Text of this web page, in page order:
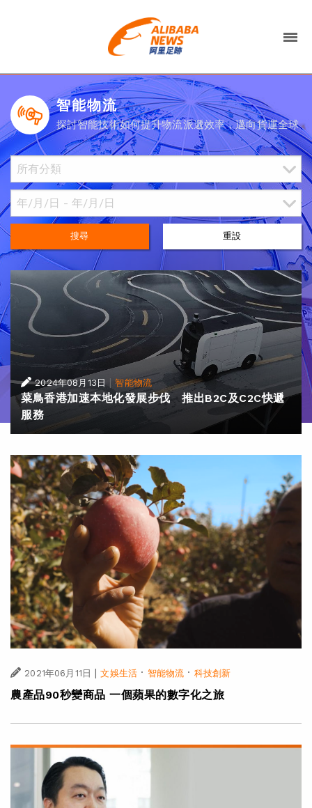
智能物流
探討智能技術如何提升物流派遞效率，邁向貨運全球
搜尋 重設
2024年08月13日 |智能物流
菜鳥香港加速本地化發展步伐 推出B2C及C2C快遞
服務
2021年06月11日 | 文娛生活 · 智能物流 · 科技創新
農產品90秒變商品 一個蘋果的數字化之旅